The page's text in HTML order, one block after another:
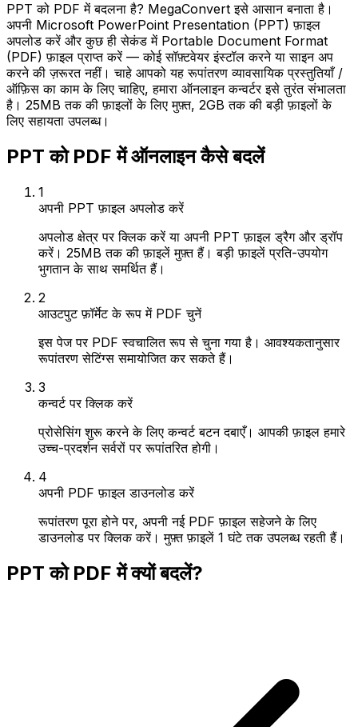
PPT को PDF में बदलना है? MegaConvert इसे आसान बनाता है।
अपनी Microsoft PowerPoint Presentation (PPT) फ़ाइल
अपलोड करें और कुछ ही सेकंड में Portable Document Format
(PDF) फ़ाइल प्राप्त करें — कोई सॉफ़्टवेयर इंस्टॉल करने या साइन अप
करने की ज़रूरत नहीं। चाहे आपको यह रूपांतरण व्यावसायिक प्रस्तुतियाँ /
ऑफ़िस का काम के लिए चाहिए, हमारा ऑनलाइन कन्वर्टर इसे तुरंत संभालता
है। 25MB तक की फ़ाइलों के लिए मुफ़्त, 2GB तक की बड़ी फ़ाइलों के
लिए सहायता उपलब्ध।
PPT को PDF में ऑनलाइन कैसे बदलें
1
अपनी PPT फ़ाइल अपलोड करें
अपलोड क्षेत्र पर क्लिक करें या अपनी PPT फ़ाइल ड्रैग और ड्रॉप
करें। 25MB तक की फ़ाइलें मुफ़्त हैं। बड़ी फ़ाइलें प्रति-उपयोग
भुगतान के साथ समर्थित हैं।
2
आउटपुट फ़ॉर्मेट के रूप में PDF चुनें
इस पेज पर PDF स्वचालित रूप से चुना गया है। आवश्यकतानुसार
रूपांतरण सेटिंग्स समायोजित कर सकते हैं।
3
कन्वर्ट पर क्लिक करें
प्रोसेसिंग शुरू करने के लिए कन्वर्ट बटन दबाएँ। आपकी फ़ाइल हमारे
उच्च-प्रदर्शन सर्वरों पर रूपांतरित होगी।
4
अपनी PDF फ़ाइल डाउनलोड करें
रूपांतरण पूरा होने पर, अपनी नई PDF फ़ाइल सहेजने के लिए
डाउनलोड पर क्लिक करें। मुफ़्त फ़ाइलें 1 घंटे तक उपलब्ध रहती हैं।
PPT को PDF में क्यों बदलें?